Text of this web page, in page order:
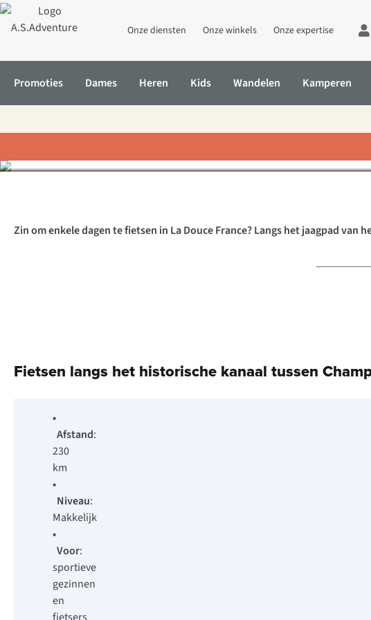
Onze diensten Onze winkels Onze expertise
Promoties Dames Heren Kids Wandelen Kamperen
Home
Inspiratie & advies Ontdek de nieuwe fietsroute "Canal entre
Ontdek de nieuwe
Zin om enkele dagen te fietsen in La Douce France?Langs het jaagpad van
Fietsen langs het historische kanaal tussen
•
Afstand:
230
km
•
Niveau:
Makkelijk
•
Voor:
sportieve
gezinnen
en